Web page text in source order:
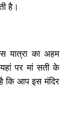
है।
यात्रा का अहम
पर मां सती के
कि आप इस मंदिर